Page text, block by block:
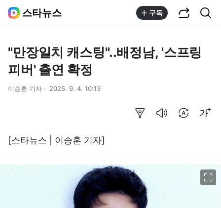
스타뉴스 구독
"만장일치 캐스팅"..배정남, '스프링
피버' 출연 확정
이승훈 기자 2025. 9. 4. 10:13
[스타뉴스 | 이승훈 기자]